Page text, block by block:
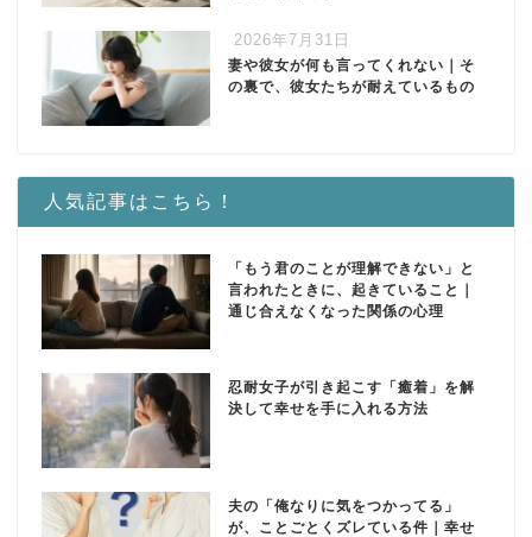
2026年7月31日
妻や彼女が何も言ってくれない｜そ
の裏で、彼女たちが耐えているもの
人気記事はこちら！
「もう君のことが理解できない」と
言われたときに、起きていること｜
通じ合えなくなった関係の心理
忍耐女子が引き起こす「癒着」を解
決して幸せを手に入れる方法
夫の「俺なりに気をつかってる」
が、ことごとくズレている件｜幸せ